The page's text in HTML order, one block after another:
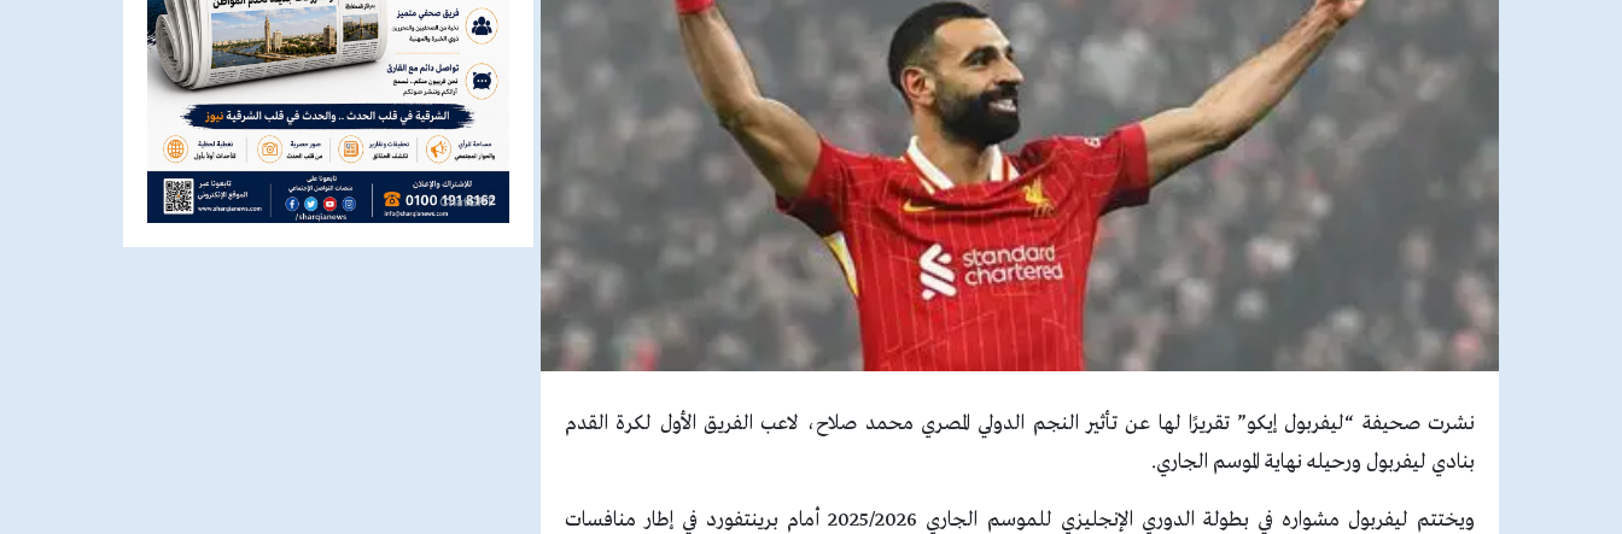
نشرت صحيفة “ليفربول إيكو” تقريرًا لها عن تأثير النجم الدولي المصري محمد صلاح، لاعب الفريق الأول لكرة القدم
بنادي ليفربول ورحيله نهاية الموسم الجاري.
ويختتم ليفربول مشواره في بطولة الدوري الإنجليزي للموسم الجاري 2025/2026 أمام برينتفورد في إطار منافسات